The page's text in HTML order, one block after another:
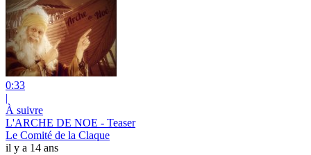
0:33
|
À suivre
L'ARCHE DE NOE - Teaser
Le Comité de la Claque
il y a 14 ans